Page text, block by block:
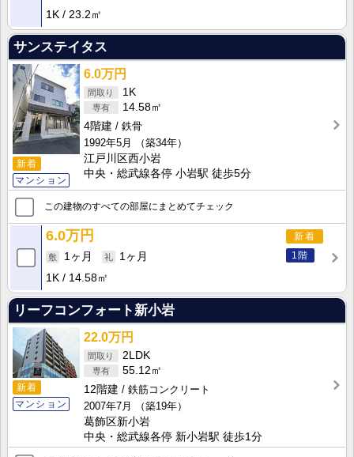
1K
23.2㎡
サンステイタス
新着
マンション
6.0万円
1K
14.58㎡
4階建
鉄骨
1992年5月
（築34年）
江戸川区西小岩
中央・総武線各停 小岩駅 徒歩5分
この建物のすべての部屋にまとめてチェック
新着
1階
6.0万円
1ヶ月
1ヶ月
1K
14.58㎡
リーフコンフォート新小岩
新着
マンション
22.0万円
2LDK
55.12㎡
12階建
鉄筋コンクリート
2007年7月
（築19年）
葛飾区新小岩
中央・総武線各停 新小岩駅 徒歩1分